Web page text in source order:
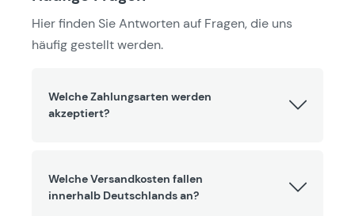
Hier finden Sie Antworten auf Fragen, die uns
häufig gestellt werden.
Welche Zahlungsarten werden
akzeptiert?
Welche Versandkosten fallen
innerhalb Deutschlands an?